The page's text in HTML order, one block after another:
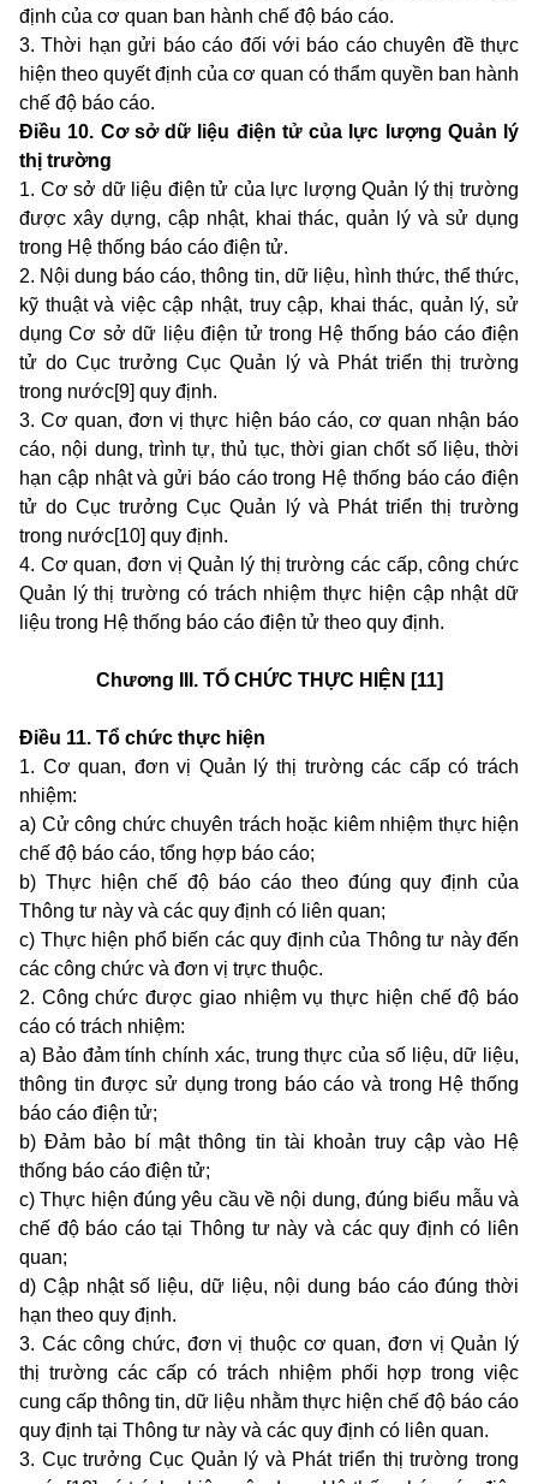
định của cơ quan ban hành chế độ báo cáo.
3. Thời hạn gửi báo cáo đối với báo cáo chuyên đề thực
hiện theo quyết định của cơ quan có thẩm quyền ban hành
chế độ báo cáo.
Điều 10. Cơ sở dữ liệu điện tử của lực lượng Quản lý
thị trường
1. Cơ sở dữ liệu điện tử của lực lượng Quản lý thị trường
được xây dựng, cập nhật, khai thác, quản lý và sử dụng
trong Hệ thống báo cáo điện tử.
2. Nội dung báo cáo, thông tin, dữ liệu, hình thức, thể thức,
kỹ thuật và việc cập nhật, truy cập, khai thác, quản lý, sử
dụng Cơ sở dữ liệu điện tử trong Hệ thống báo cáo điện
tử do Cục trưởng Cục Quản lý và Phát triển thị trường
trong nước[9] quy định.
3. Cơ quan, đơn vị thực hiện báo cáo, cơ quan nhận báo
cáo, nội dung, trình tự, thủ tục, thời gian chốt số liệu, thời
hạn cập nhật và gửi báo cáo trong Hệ thống báo cáo điện
tử do Cục trưởng Cục Quản lý và Phát triển thị trường
trong nước[10] quy định.
4. Cơ quan, đơn vị Quản lý thị trường các cấp, công chức
Quản lý thị trường có trách nhiệm thực hiện cập nhật dữ
liệu trong Hệ thống báo cáo điện tử theo quy định.
Chương III. TỔ CHỨC THỰC HIỆN [11]
Điều 11. Tổ chức thực hiện
1. Cơ quan, đơn vị Quản lý thị trường các cấp có trách
nhiệm:
a) Cử công chức chuyên trách hoặc kiêm nhiệm thực hiện
chế độ báo cáo, tổng hợp báo cáo;
b) Thực hiện chế độ báo cáo theo đúng quy định của
Thông tư này và các quy định có liên quan;
c) Thực hiện phổ biến các quy định của Thông tư này đến
các công chức và đơn vị trực thuộc.
2. Công chức được giao nhiệm vụ thực hiện chế độ báo
cáo có trách nhiệm:
a) Bảo đảm tính chính xác, trung thực của số liệu, dữ liệu,
thông tin được sử dụng trong báo cáo và trong Hệ thống
báo cáo điện tử;
b) Đảm bảo bí mật thông tin tài khoản truy cập vào Hệ
thống báo cáo điện tử;
c) Thực hiện đúng yêu cầu về nội dung, đúng biểu mẫu và
chế độ báo cáo tại Thông tư này và các quy định có liên
quan;
d) Cập nhật số liệu, dữ liệu, nội dung báo cáo đúng thời
hạn theo quy định.
3. Các công chức, đơn vị thuộc cơ quan, đơn vị Quản lý
thị trường các cấp có trách nhiệm phối hợp trong việc
cung cấp thông tin, dữ liệu nhằm thực hiện chế độ báo cáo
quy định tại Thông tư này và các quy định có liên quan.
3. Cục trưởng Cục Quản lý và Phát triển thị trường trong